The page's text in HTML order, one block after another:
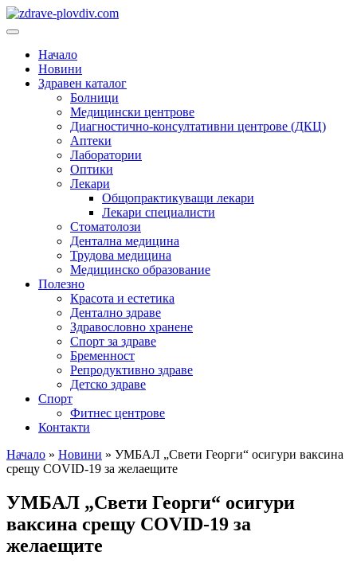
Преминете
към
Основно
Начало
Новини
Здравен каталог
Болници
Медицински центрове
Диагностично-консултативни центрове (ДКЦ)
Аптеки
Лаборатории
Оптики
Лекари
Общопрактикуващи лекари
Лекари специалисти
Стоматолози
Дентална медицина
Трудова медицина
Медицинско образование
Полезно
Красота и естетика
Дентално здраве
Здравословно хранене
Спорт за здраве
Бременност
Репродуктивно здраве
Детско здраве
Спорт
Фитнес центрове
Контакти
Начало » Новини » УМБАЛ „Свети Георги“ осигури ваксина
срещу COVID-19 за желаещите
УМБАЛ „Свети Георги“ осигури
ваксина срещу COVID-19 за
желаещите